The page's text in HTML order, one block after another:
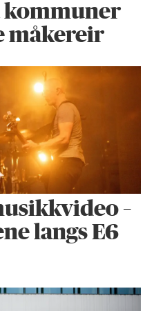
kommuner
måkereir
–
langs E6